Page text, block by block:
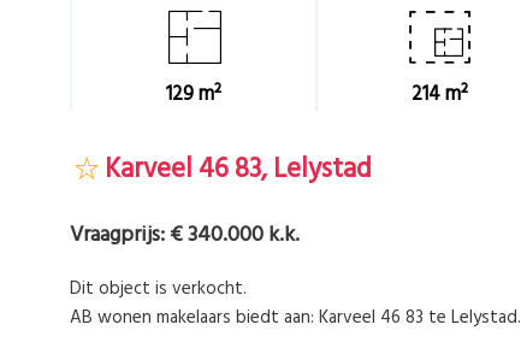
129 m² 214 m²
Karveel 46 83, Lelystad
Vraagprijs:€ 340.000 k.k.
Dit object is verkocht.
AB wonen makelaars biedt aan: Karveel 46 83 te Lelystad.